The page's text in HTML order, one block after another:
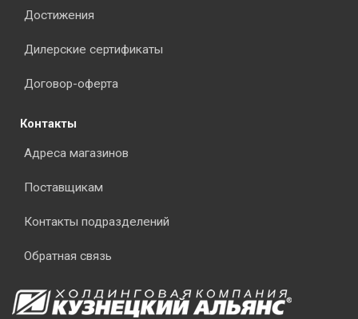
Достижения
Дилерские сертификаты
Договор-оферта
Контакты
Адреса магазинов
Поставщикам
Контакты подразделений
Обратная связь